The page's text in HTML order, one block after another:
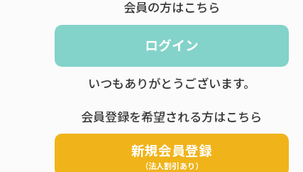
会員の方はこちら
ログイン
いつもありがとうございます。
会員登録を希望される方はこちら
新規会員登録
（法人割引あり）